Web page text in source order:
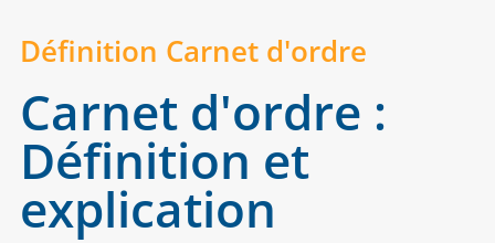
Définition Carnet d'ordre
Carnet d'ordre :
Définition et
explication